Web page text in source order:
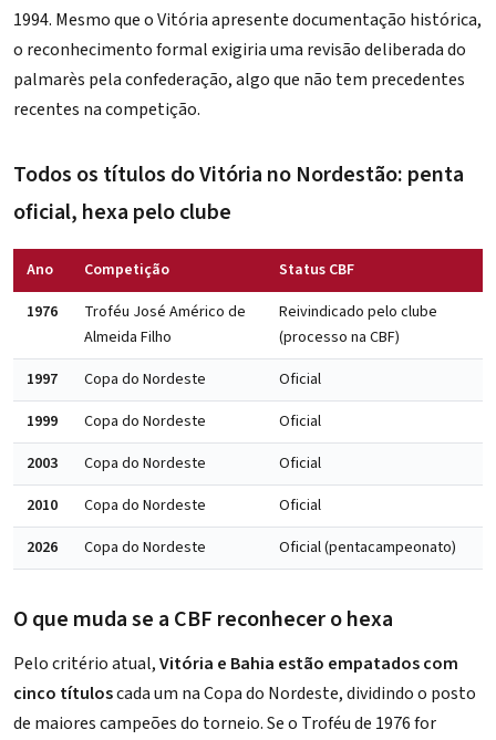
1994. Mesmo que o Vitória apresente documentação histórica,
o reconhecimento formal exigiria uma revisão deliberada do
palmarès pela confederação, algo que não tem precedentes
recentes na competição.
Todos os títulos do Vitória no Nordestão: penta
oficial, hexa pelo clube
Ano Competição
Status CBF
1976
Troféu José Américo de
Almeida Filho
Reivindicado pelo clube
(processo na CBF)
1997
Copa do Nordeste
Oficial
1999
Copa do Nordeste
Oficial
2003
Copa do Nordeste
Oficial
2010
Copa do Nordeste
Oficial
2026
Copa do Nordeste Oficial (pentacampeonato)
O que muda se a CBF reconhecer o hexa
Pelo critério atual,Vitória e Bahia estão empatados com
cinco títuloscada um na Copa do Nordeste, dividindo o posto
de maiores campeões do torneio. Se o Troféu de 1976 for